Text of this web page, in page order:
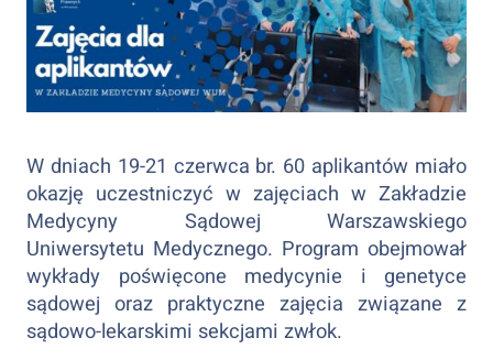
W dniach 19-21 czerwca br. 60 aplikantów miało
okazję uczestniczyć w zajęciach w Zakładzie
Medycyny Sądowej Warszawskiego
Uniwersytetu Medycznego. Program obejmował
wykłady poświęcone medycynie i genetyce
sądowej oraz praktyczne zajęcia związane z
sądowo-lekarskimi sekcjami zwłok.